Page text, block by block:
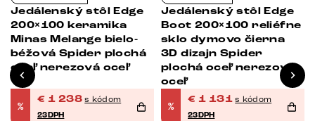
Jedálenský stôl Edge
200×100 keramika
Minas Melange bielo-
béžová Spider plochá
oceľ nerezová oceľ
%
€ 1 238 s kódom
23DPH
Jedálenský stôl Edge
Boot 200×100 reliéfne
sklo dymovo čierna
3D dizajn Spider
plochá oceľ nerezová
oceľ
%
€ 1 131 s kódom
23DPH